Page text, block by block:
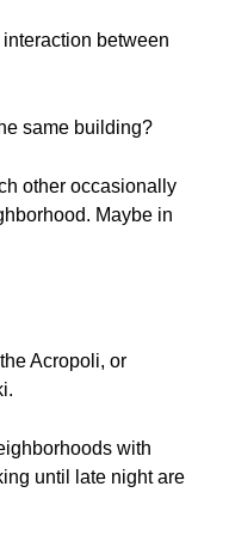
between
same building?
other occasionally
Maybe in
Acropoli, or
with
until late night are